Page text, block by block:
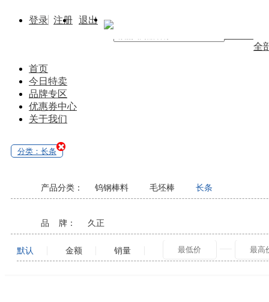
登录 注册 退出
全
首页
今日特卖
品牌专区
优惠券中心
关于我们
分类：长条
产品分类： 钨钢棒料 毛坯棒 长条
品 牌： 久正
默认 金额 销量